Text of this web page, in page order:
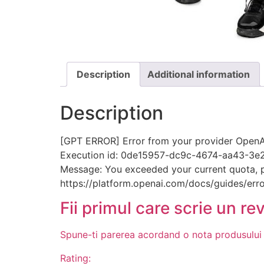
Description Additional information
Description
[GPT ERROR] Error from your provider
Execution id: 0de15957-dc9c-4674-aa43-
Message: You exceeded your current
https://platform.openai.com/docs/guides/
Fii primul care scrie un
Spune-ti parerea acordand o nota produsului
Rating: